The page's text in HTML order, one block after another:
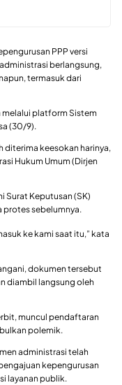
PPP versi
berlangsung,
termasuk dari
platform Sistem
(30/9).
diterima keesokan harinya,
Hukum Umum (Dirjen
Surat Keputusan (SK)
protes sebelumnya.
ke kami saat itu,” kata
dokumen tersebut
diambil langsung oleh
muncul pendaftaran
polemik.
administrasi telah
kepengurusan
layanan publik.